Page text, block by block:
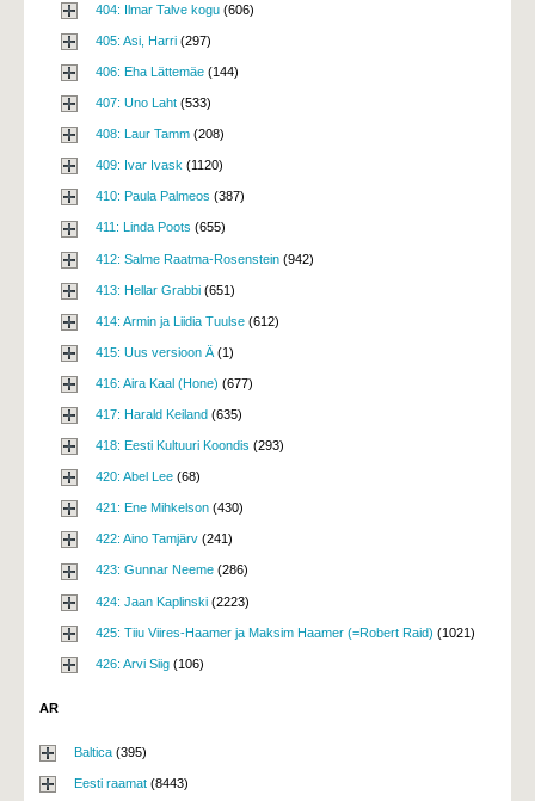
404: Ilmar Talve kogu (606)
405: Asi, Harri (297)
406: Eha Lättemäe (144)
407: Uno Laht (533)
408: Laur Tamm (208)
409: Ivar Ivask (1120)
410: Paula Palmeos (387)
411: Linda Poots (655)
412: Salme Raatma-Rosenstein (942)
413: Hellar Grabbi (651)
414: Armin ja Liidia Tuulse (612)
415: Uus versioon Ä (1)
416: Aira Kaal (Hone) (677)
417: Harald Keiland (635)
418: Eesti Kultuuri Koondis (293)
420: Abel Lee (68)
421: Ene Mihkelson (430)
422: Aino Tamjärv (241)
423: Gunnar Neeme (286)
424: Jaan Kaplinski (2223)
425: Tiiu Viires-Haamer ja Maksim Haamer (=Robert Raid) (1021)
426: Arvi Siig (106)
AR
Baltica (395)
Eesti raamat (8443)